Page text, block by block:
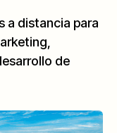
a distancia para
de